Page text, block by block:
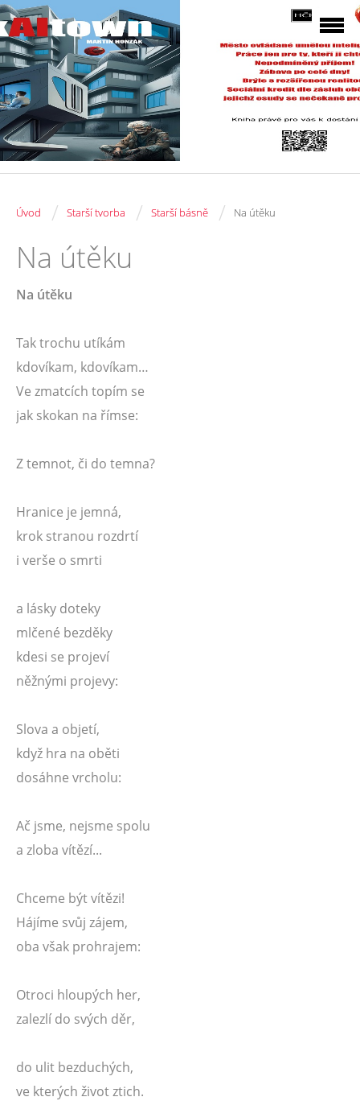
Úvod / Starší tvorba / Starší básně / Na útěku
Na útěku
Na útěku
Tak trochu utíkám
kdovíkam, kdovíkam…
Ve zmatcích topím se
jak skokan na římse:
Z temnot, či do temna?
Hranice je jemná,
krok stranou rozdrtí
i verše o smrti
a lásky doteky
mlčené bezděky
kdesi se projeví
něžnými projevy:
Slova a objetí,
když hra na oběti
dosáhne vrcholu:
Ač jsme, nejsme spolu
a zloba vítězí...
Chceme být vítězi!
Hájíme svůj zájem,
oba však prohrajem:
Otroci hloupých her,
zalezlí do svých děr,
do ulit bezduchých,
ve kterých život ztich.